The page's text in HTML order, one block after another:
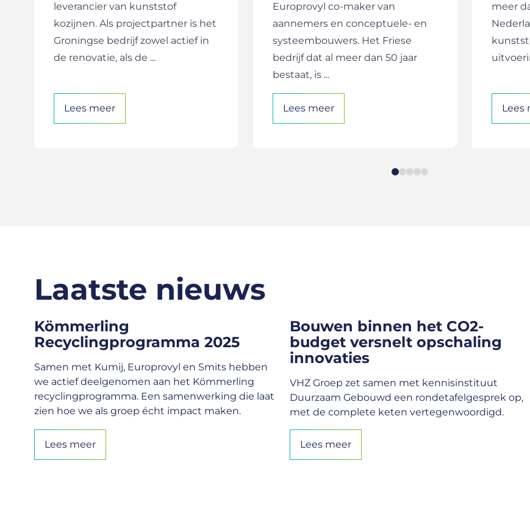
leverancier van kunststof
kozijnen. Als projectpartner is het
Groningse bedrijf zowel actief in
de renovatie, als de ...
Lees meer
Europrovyl co-maker van
aannemers en conceptuele- en
systeembouwers. Het Friese
bedrijf dat al meer dan 50 jaar
bestaat, is ...
Lees meer
meer
Lees
Laatste nieuws
Kömmerling
Recyclingprogramma 2025
Samen met Kumij, Europrovyl en Smits hebben
we actief deelgenomen aan het Kömmerling
recyclingprogramma. Een samenwerking die laat
zien hoe we als groep écht impact maken.
Lees meer
Bouwen binnen het CO2-
budget versnelt opschaling
innovaties
VHZ Groep zet samen met kennisinstituut
Duurzaam Gebouwd een rondetafelgesprek op,
met de complete keten vertegenwoordigd.
Lees meer